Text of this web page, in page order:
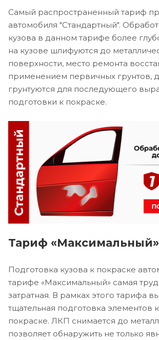
Самый распространенный тариф
автомобиля "Стандартный".
кузова в данном тарифе более
на кузове шлифуются до
поверхности, место ремонта
применением первичных грунтов,
грунтуются для последующего
подготовки к покраске.
Тариф «Максимальный»
Подготовка кузова к покраске
тарифе «Максимальный» самая
затратная. В рамках этого тарифа
тщательная подготовка элементов
покраске. ЛКП снимается до
позволяет обнаружить не только